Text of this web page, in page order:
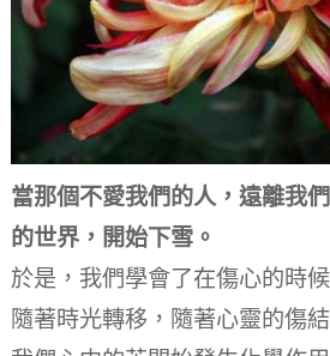
當那個不愛我們的人，遠離我
的世界，開始下雪。
於是，我們學會了在傷心的時
隨著時光轉移，隨著心靈的傷